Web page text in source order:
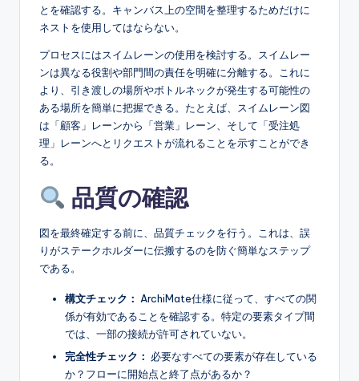
とを確認する。キャンバス上の空間を整理するためだけに
ネストを使用してはならない。
プロセスにはスイムレーンの使用を検討する。スイムレー
ンは異なる役割や部門間の責任を明確に分離する。これに
より、引き渡しの場所やボトルネックが発生する可能性の
ある場所を簡単に把握できる。たとえば、スイムレーン図
は「顧客」レーンから「営業」レーン、そして「受注処
理」レーンへとリクエストが流れることを示すことができ
る。
品質の確認
図を最終確定する前に、品質チェックを行う。これは、誤
りがステークホルダーに伝搬するのを防ぐ簡単なステップ
である。
構文チェック： ArchiMate仕様に従って、すべての関
係が有効であることを確認する。特定の要素タイプ間
では、一部の接続が許可されていない。
完全性チェック： 必要なすべての要素が存在している
か？フローに開始点と終了点があるか？